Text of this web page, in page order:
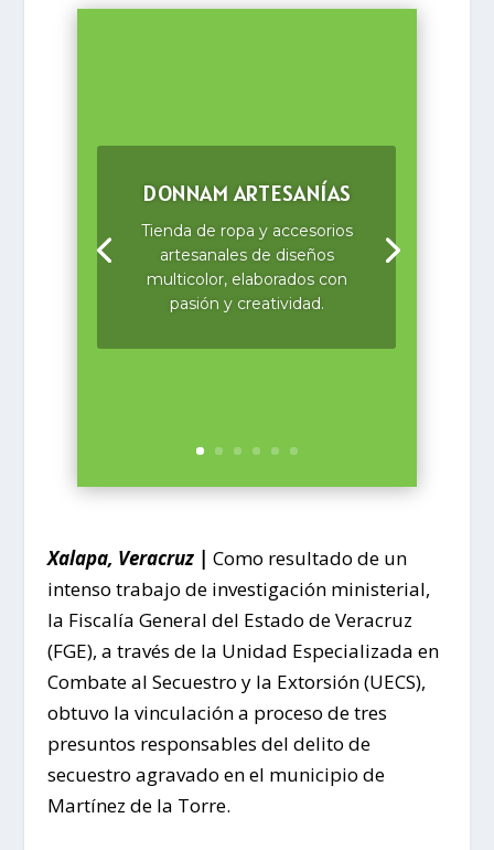
DONNAM ARTESANÍAS
Tienda de ropa y accesorios
artesanales de diseños
multicolor, elaborados con
pasión y creatividad.
Xalapa, Veracruz | Como resultado de un
intenso trabajo de investigación ministerial,
la Fiscalía General del Estado de Veracruz
(FGE), a través de la Unidad Especializada en
Combate al Secuestro y la Extorsión (UECS),
obtuvo la vinculación a proceso de tres
presuntos responsables del delito de
secuestro agravado en el municipio de
Martínez de la Torre.